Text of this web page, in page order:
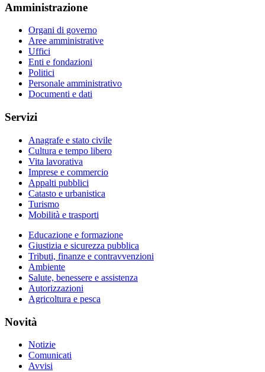
Amministrazione
Organi di governo
Aree amministrative
Uffici
Enti e fondazioni
Politici
Personale amministrativo
Documenti e dati
Servizi
Anagrafe e stato civile
Cultura e tempo libero
Vita lavorativa
Imprese e commercio
Appalti pubblici
Catasto e urbanistica
Turismo
Mobilità e trasporti
Educazione e formazione
Giustizia e sicurezza pubblica
Tributi, finanze e contravvenzioni
Ambiente
Salute, benessere e assistenza
Autorizzazioni
Agricoltura e pesca
Novità
Notizie
Comunicati
Avvisi